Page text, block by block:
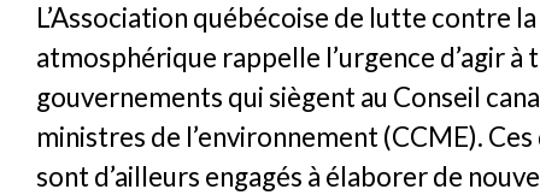
L’Association québécoise de lutte contre
atmosphérique rappelle l’urgence d’agir à
gouvernements qui siègent au Conseil
ministres de l’environnement (CCME).
sont d’ailleurs engagés à élaborer de